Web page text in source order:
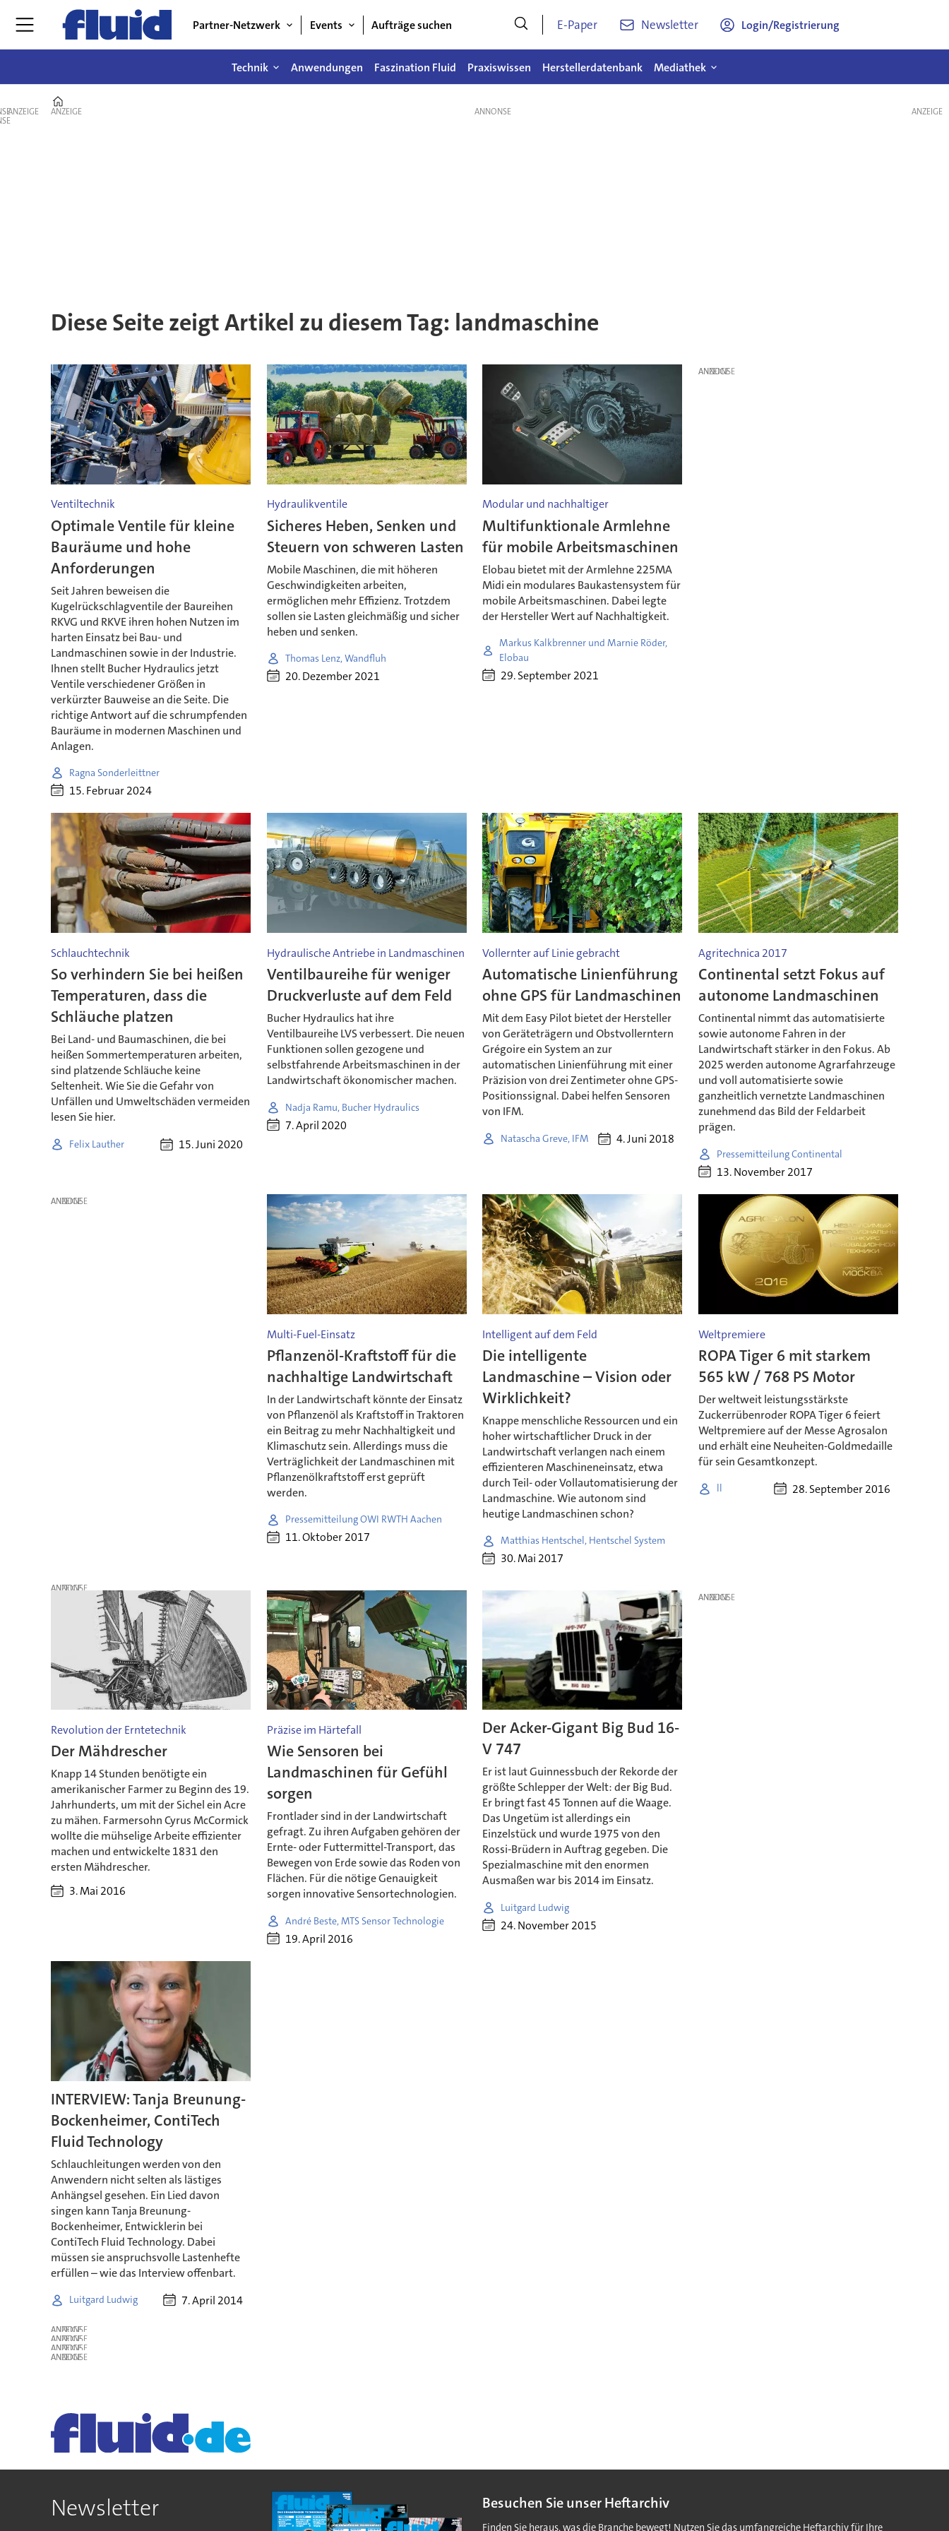
Partner-Netzwerk Events Aufträge suchen E-Paper Newsletter Login/Registrierung
Technik Anwendungen Faszination Fluid Praxiswissen Herstellerdatenbank Mediathek
ANZEIGE ANZEIGE
Diese Seite zeigt Artikel zu diesem Tag: landmaschine
Ventiltechnik
Optimale Ventile für kleine
Bauräume und hohe
Anforderungen
Seit Jahren beweisen die
Kugelrückschlagventile der Baureihen
RKVG und RKVE ihren hohen Nutzen im
harten Einsatz bei Bau- und
Landmaschinen sowie in der Industrie.
Ihnen stellt Bucher Hydraulics jetzt
Ventile verschiedener Größen in
verkürzter Bauweise an die Seite. Die
richtige Antwort auf die schrumpfenden
Bauräume in modernen Maschinen und
Anlagen.
Ragna Sonderleittner
15. Februar 2024
Hydraulikventile
Sicheres Heben, Senken und
Steuern von schweren Lasten
Mobile Maschinen, die mit höheren
Geschwindigkeiten arbeiten,
ermöglichen mehr Effizienz. Trotzdem
sollen sie Lasten gleichmäßig und sicher
heben und senken.
Thomas Lenz, Wandfluh
20. Dezember 2021
Modular und nachhaltiger
Multifunktionale Armlehne
für mobile Arbeitsmaschinen
Elobau bietet mit der Armlehne 225MA
Midi ein modulares Baukastensystem für
mobile Arbeitsmaschinen. Dabei legte
der Hersteller Wert auf Nachhaltigkeit.
Markus Kalkbrenner und Marnie Röder,
Elobau
29. September 2021
ANZEIGE
Schlauchtechnik
So verhindern Sie bei heißen
Temperaturen, dass die
Schläuche platzen
Bei Land- und Baumaschinen, die bei
heißen Sommertemperaturen arbeiten,
sind platzende Schläuche keine
Seltenheit. Wie Sie die Gefahr von
Unfällen und Umweltschäden vermeiden
lesen Sie hier.
Felix Lauther 15. Juni 2020
Hydraulische Antriebe in Landmaschinen
Ventilbaureihe für weniger
Druckverluste auf dem Feld
Bucher Hydraulics hat ihre
Ventilbaureihe LVS verbessert. Die neuen
Funktionen sollen gezogene und
selbstfahrende Arbeitsmaschinen in der
Landwirtschaft ökonomischer machen.
Nadja Ramu, Bucher Hydraulics
7. April 2020
Vollernter auf Linie gebracht
Automatische Linienführung
ohne GPS für Landmaschinen
Mit dem Easy Pilot bietet der Hersteller
von Geräteträgern und Obstvollerntern
Grégoire ein System an zur
automatischen Linienführung mit einer
Präzision von drei Zentimeter ohne GPS-
Positionssignal. Dabei helfen Sensoren
von IFM.
Natascha Greve, IFM 4. Juni 2018
Agritechnica 2017
Continental setzt Fokus auf
autonome Landmaschinen
Continental nimmt das automatisierte
sowie autonome Fahren in der
Landwirtschaft stärker in den Fokus. Ab
2025 werden autonome Agrarfahrzeuge
und voll automatisierte sowie
ganzheitlich vernetzte Landmaschinen
zunehmend das Bild der Feldarbeit
prägen.
Pressemitteilung Continental
13. November 2017
ANZEIGE
Multi-Fuel-Einsatz
Pflanzenöl-Kraftstoff für die
nachhaltige Landwirtschaft
In der Landwirtschaft könnte der Einsatz
von Pflanzenöl als Kraftstoff in Traktoren
ein Beitrag zu mehr Nachhaltigkeit und
Klimaschutz sein. Allerdings muss die
Verträglichkeit der Landmaschinen mit
Pflanzenölkraftstoff erst geprüft
werden.
Pressemitteilung OWI RWTH Aachen
11. Oktober 2017
Intelligent auf dem Feld
Die intelligente
Landmaschine – Vision oder
Wirklichkeit?
Knappe menschliche Ressourcen und ein
hoher wirtschaftlicher Druck in der
Landwirtschaft verlangen nach einem
effizienteren Maschineneinsatz, etwa
durch Teil- oder Vollautomatisierung der
Landmaschine. Wie autonom sind
heutige Landmaschinen schon?
Matthias Hentschel, Hentschel System
30. Mai 2017
Weltpremiere
ROPA Tiger 6 mit starkem
565 kW / 768 PS Motor
Der weltweit leistungsstärkste
Zuckerrübenroder ROPA Tiger 6 feiert
Weltpremiere auf der Messe Agrosalon
und erhält eine Neuheiten-Goldmedaille
für sein Gesamtkonzept.
28. September 2016
ANZEIGE
Revolution der Erntetechnik
Der Mähdrescher
Knapp 14 Stunden benötigte ein
amerikanischer Farmer zu Beginn des 19.
Jahrhunderts, um mit der Sichel ein Acre
zu mähen. Farmersohn Cyrus McCormick
wollte die mühselige Arbeite effizienter
machen und entwickelte 1831 den
ersten Mähdrescher.
3. Mai 2016
Präzise im Härtefall
Wie Sensoren bei
Landmaschinen für Gefühl
sorgen
Frontlader sind in der Landwirtschaft
gefragt. Zu ihren Aufgaben gehören der
Ernte- oder Futtermittel-Transport, das
Bewegen von Erde sowie das Roden von
Flächen. Für die nötige Genauigkeit
sorgen innovative Sensortechnologien.
André Beste, MTS Sensor Technologie
19. April 2016
Der Acker-Gigant Big Bud 16-
V 747
Er ist laut Guinnessbuch der Rekorde der
größte Schlepper der Welt: der Big Bud.
Er bringt fast 45 Tonnen auf die Waage.
Das Ungetüm ist allerdings ein
Einzelstück und wurde 1975 von den
Rossi-Brüdern in Auftrag gegeben. Die
Spezialmaschine mit den enormen
Ausmaßen war bis 2014 im Einsatz.
Luitgard Ludwig
24. November 2015
ANZEIGE
INTERVIEW: Tanja Breunung-
Bockenheimer, ContiTech
Fluid Technology
Schlauchleitungen werden von den
Anwendern nicht selten als lästiges
Anhängsel gesehen. Ein Lied davon
singen kann Tanja Breunung-
Bockenheimer, Entwicklerin bei
ContiTech Fluid Technology. Dabei
müssen sie anspruchsvolle Lastenhefte
erfüllen – wie das Interview offenbart.
Luitgard Ludwig 7. April 2014
ANZEIGE
ANZEIGE
ANZEIGE
ANZEIGE
ANZEIGE
Newsletter Besuchen Sie unser Heftarchiv
Finden Sie heraus, was die Branche bewegt! Nutzen Sie das umfangreiche Heftarchiv für Ihre